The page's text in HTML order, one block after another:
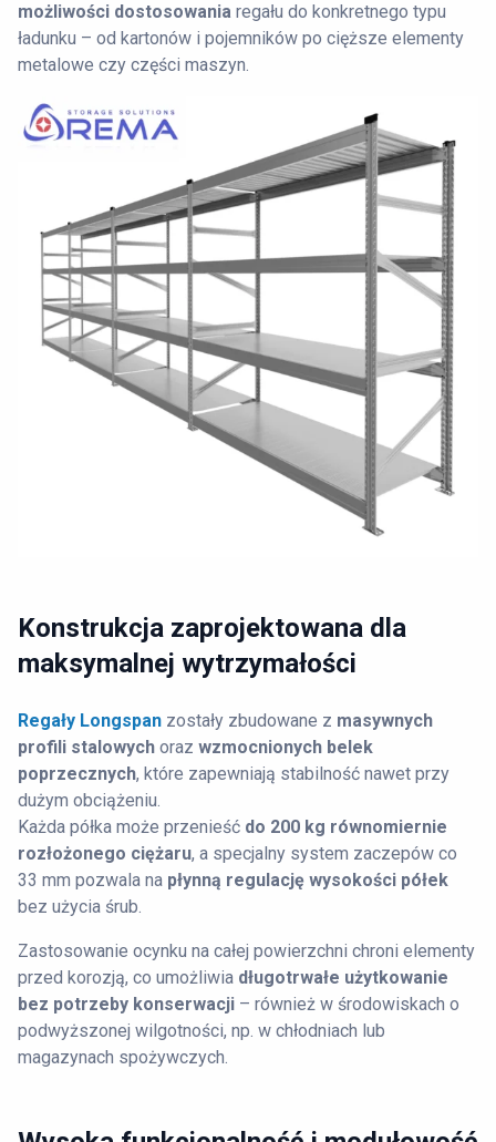
możliwości dostosowania regału do konkretnego typu
ładunku – od kartonów i pojemników po cięższe elementy
metalowe czy części maszyn.
Konstrukcja zaprojektowana dla
maksymalnej wytrzymałości
Regały Longspan zostały zbudowane z masywnych
profili stalowych oraz wzmocnionych belek
poprzecznych, które zapewniają stabilność nawet przy
dużym obciążeniu.
Każda półka może przenieść do 200 kg równomiernie
rozłożonego ciężaru, a specjalny system zaczepów co
33 mm pozwala na płynną regulację wysokości półek
bez użycia śrub.
Zastosowanie ocynku na całej powierzchni chroni elementy
przed korozją, co umożliwia długotrwałe użytkowanie
bez potrzeby konserwacji – również w środowiskach o
podwyższonej wilgotności, np. w chłodniach lub
magazynach spożywczych.